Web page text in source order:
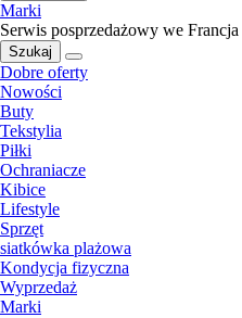
Marki
Serwis posprzedażowy we Francja
Szukaj
Dobre oferty
Nowości
Buty
Tekstylia
Piłki
Ochraniacze
Kibice
Lifestyle
Sprzęt
siatkówka plażowa
Kondycja fizyczna
Wyprzedaż
Marki